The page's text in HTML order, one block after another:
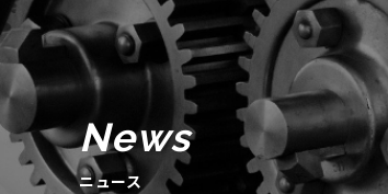
News
ニュース